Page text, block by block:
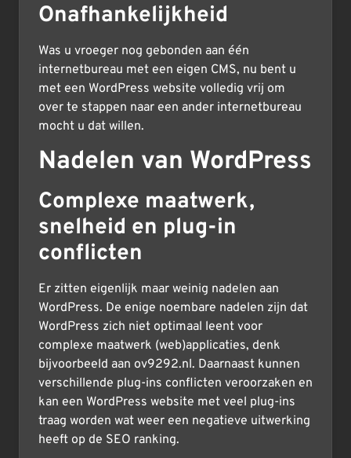
Onafhankelijkheid
Was u vroeger nog gebonden aan één
internetbureau met een eigen CMS, nu bent u
met een WordPress website volledig vrij om
over te stappen naar een ander internetbureau
mocht u dat willen.
Nadelen van WordPress
Complexe maatwerk,
snelheid en plug-in
conflicten
Er zitten eigenlijk maar weinig nadelen aan
WordPress. De enige noembare nadelen zijn dat
WordPress zich niet optimaal leent voor
complexe maatwerk (web)applicaties, denk
bijvoorbeeld aan ov9292.nl. Daarnaast kunnen
verschillende plug-ins conflicten veroorzaken en
kan een WordPress website met veel plug-ins
traag worden wat weer een negatieve uitwerking
heeft op de SEO ranking.